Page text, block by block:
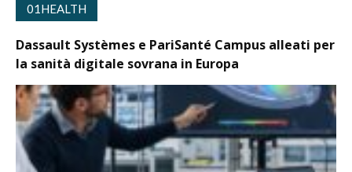
01HEALTH
Dassault Systèmes e PariSanté Campus alleati per
la sanità digitale sovrana in Europa